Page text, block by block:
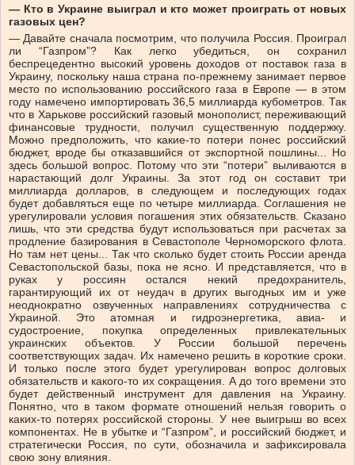
— Кто в Украине выиграл и кто может проиграть от новых
газовых цен?
— Давайте сначала посмотрим, что получила Россия. Проиграл
ли “Газпром”? Как легко убедиться, он сохранил
беспрецедентно высокий уровень доходов от поставок газа в
Украину, поскольку наша страна по-прежнему занимает первое
место по использованию российского газа в Европе — в этом
году намечено импортировать 36,5 миллиарда кубометров. Так
что в Харькове российский газовый монополист, переживающий
финансовые трудности, получил существенную поддержку.
Можно предположить, что какие-то потери понес российский
бюджет, вроде бы отказавшийся от экспортной пошлины... Но
здесь большой вопрос. Потому что эти “потери” выливаются в
нарастающий долг Украины. За этот год он составит три
миллиарда долларов, в следующем и последующих годах
будет добавляться еще по четыре миллиарда. Соглашения не
урегулировали условия погашения этих обязательств. Сказано
лишь, что эти средства будут использоваться при расчетах за
продление базирования в Севастополе Черноморского флота.
Но там нет цены... Так что сколько будет стоить России аренда
Севастопольской базы, пока не ясно. И представляется, что в
руках у россиян остался некий предохранитель,
гарантирующий их от неудач в других выгодных им и уже
неоднократно озвученных направлениях сотрудничества с
Украиной. Это атомная и гидроэнергетика, авиа- и
судостроение, покупка определенных привлекательных
украинских объектов. У России большой перечень
соответствующих задач. Их намечено решить в короткие сроки.
И только после этого будет урегулирован вопрос долговых
обязательств и какого-то их сокращения. А до того времени это
будет действенный инструмент для давления на Украину.
Понятно, что в таком формате отношений нельзя говорить о
каких-то потерях российской стороны. У нее выигрыш во всех
компонентах. Не в убытке и “Газпром”, и российский бюджет, и
стратегически Россия, по сути, обозначила и зафиксировала
свою зону влияния.